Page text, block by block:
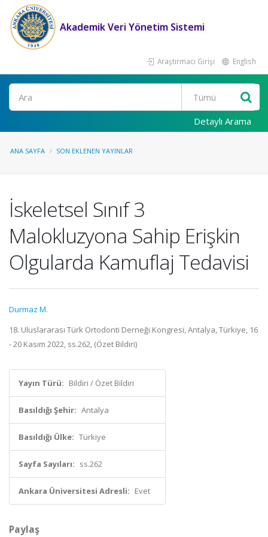
Akademik Veri Yönetim Sistemi
Araştırmacı Girişi English
Ara
Detaylı Arama
ANA SAYFA SON EKLENEN YAYINLAR
İskeletsel Sınıf 3
Malokluzyona Sahip Erişkin
Olgularda Kamuflaj Tedavisi
Durmaz M.
18. Uluslararası Türk Ortodonti Derneği Kongresi, Antalya, Türkiye, 16
- 20 Kasım 2022, ss.262, (Özet Bildiri)
Yayın Türü: Bildiri / Özet Bildiri
Basıldığı Şehir: Antalya
Basıldığı Ülke: Türkiye
Sayfa Sayıları: ss.262
Ankara Üniversitesi Adresli: Evet
Paylaş